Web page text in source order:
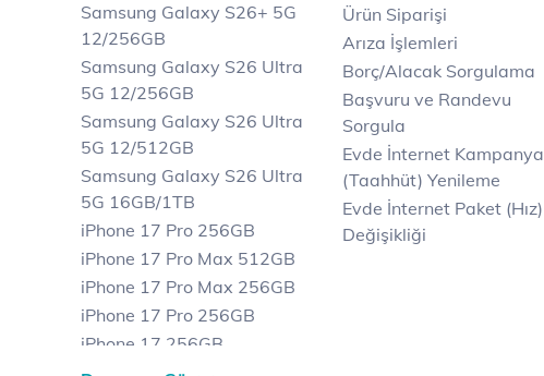
Samsung Galaxy S26+ 5G
12/256GB
Samsung Galaxy S26 Ultra
5G 12/256GB
Samsung Galaxy S26 Ultra
5G 12/512GB
Samsung Galaxy S26 Ultra
5G 16GB/1TB
iPhone 17 Pro 256GB
iPhone 17 Pro Max 512GB
iPhone 17 Pro Max 256GB
iPhone 17 Pro 256GB
iPhone 17 256GB
Ürün Siparişi
Arıza İşlemleri
Borç/Alacak Sorgulama
Başvuru ve Randevu
Sorgula
Evde İnternet Kampanya
(Taahhüt) Yenileme
Evde İnternet Paket (Hız)
Değişikliği